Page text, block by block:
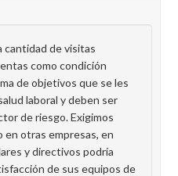
cantidad de visitas
como condición
de objetivos que se les
laboral y deben ser
de riesgo. Exigimos
en otras empresas, en
y directivos podría
de sus equipos de